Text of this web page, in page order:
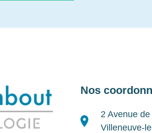
Nos
2 Avenue
Villeneuve-